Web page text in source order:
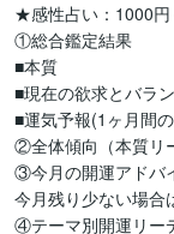
★感性占い：1000円
①総合鑑定結果
■本質
■現在の欲求とバラ
■運気予報(1ヶ月間
②全体傾向（本質リ
③今月の開運アドバ
今月残り少ない場合
④テーマ別開運リー